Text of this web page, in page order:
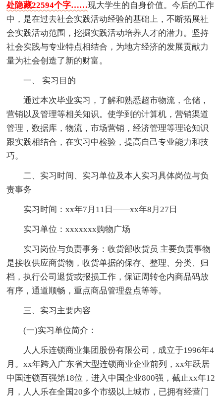
处隐藏22594个字……现大学生的自身价值。今后的工作
中，是在过去社会实践活动经验的基础上，不断拓展社
会实践活动范围，挖掘实践活动培养人才的潜力。坚持
社会实践与专业特点相结合，为地方经济的发展贡献力
量为社会创造了新的财富。
一、 实习目的
通过本次毕业实习，了解和熟悉超市物流，仓储，
营销以及管理等相关知识。使学到的计算机，营销渠道
管理，数据库，物流，市场营销，经济管理等理论知识
跟实践相结合，在实习中检验，提高自己专业能力和技
巧。
二、实习时间、实习单位及本人实习具体岗位与负
责事务
实习时间：xx年7月11日——xx年8月27日
实习单位：xxxxxxx购物广场
实习岗位与负责事务：收货部收货员 主要负责事物
是接收供应商货物，收货单据的保存、整理、分类、归
档，执行公司退货或报损工作，保证周转仓内商品码放
有序，通道顺畅，重点商品管理盘点等等。
三、实习主要内容
(一)实习单位简介：
人人乐连锁商业集团股份有限公司，成立于1996年4
月。xx年跨入广东省大型连锁商业企业前列，xx年跃居
中国连锁百强第18位，进入中国企业800强，截止xx年12
月，人人乐在全国20多个市级以上城市，已拥有经营门